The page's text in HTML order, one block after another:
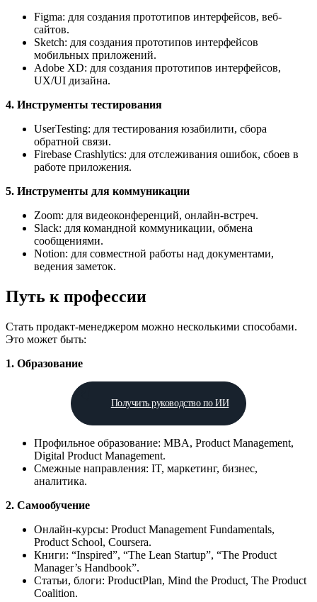
Figma: для создания прототипов интерфейсов, веб-
сайтов.
Sketch: для создания прототипов интерфейсов
мобильных приложений.
Adobe XD: для создания прототипов интерфейсов,
UX/UI дизайна.
4. Инструменты тестирования
UserTesting: для тестирования юзабилити, сбора
обратной связи.
Firebase Crashlytics: для отслеживания ошибок, сбоев в
работе приложения.
5. Инструменты для коммуникации
Zoom: для видеоконференций, онлайн-встреч.
Slack: для командной коммуникации, обмена
сообщениями.
Notion: для совместной работы над документами,
ведения заметок.
Путь к профессии
Стать продакт-менеджером можно несколькими способами.
Это может быть:
1. Образование
Получить руководство по ИИ
Профильное образование: MBA, Product Management,
Digital Product Management.
Смежные направления: IT, маркетинг, бизнес,
аналитика.
2. Самообучение
Онлайн-курсы: Product Management Fundamentals,
Product School, Coursera.
Книги: “Inspired”, “The Lean Startup”, “The Product
Manager’s Handbook”.
Статьи, блоги: ProductPlan, Mind the Product, The Product
Coalition.